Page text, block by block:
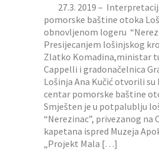
27.3. 2019 –
pomorske baštine otoka
obnovljenom logeru
Presijecanjem lošinjskog
Zlatko Komadina,ministar
Cappelli i gradonačelnica
Lošinja Ana Kučić otvorili
centar pomorske baštine
Smješten je u potpalublju
“Nerezinac”, privezanog na
kapetana ispred Muzeja
„Projekt Mala […]